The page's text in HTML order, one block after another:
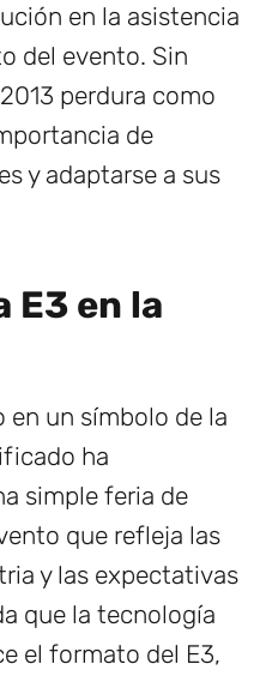
en la asistencia
del evento. Sin
perdura como
de
y adaptarse a sus
E3 en la
en un símbolo de la
ha
simple feria de
que refleja las
y las expectativas
que la tecnología
el formato del E3,